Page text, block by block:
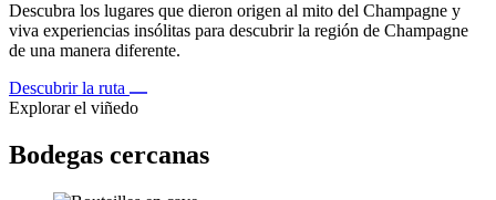
Descubra los lugares que dieron origen al mito del Champagne y
viva experiencias insólitas para descubrir la región de Champagne
de una manera diferente.
Descubrir la ruta
Explorar el viñedo
Bodegas cercanas